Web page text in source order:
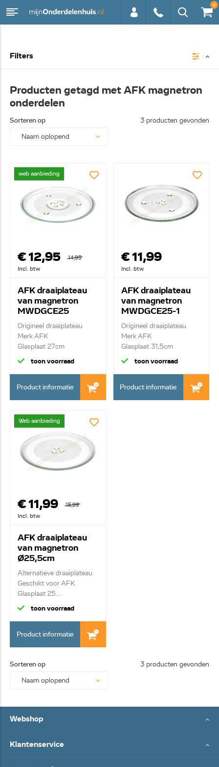
0
Filters
Producten getagd met AFK magnetron
onderdelen
Sorteren op 3 producten gevonden
web aanbieding
€ 12,95
14,95
Incl. btw
AFK draaiplateau
van magnetron
MWDGCE25
Origineel draaiplateau
Merk AFK
Glasplaat 27cm
toon voorraad
Product informatie
€ 11,99
Incl. btw
AFK draaiplateau
van magnetron
MWDGCE25-1
Origineel draaiplateau
Merk AFK
Glasplaat 31,5cm
toon voorraad
Product informatie
Web aanbieding
€ 11,99
15,99
Incl. btw
AFK draaiplateau
van magnetron
Ø25,5cm
Alternatieve draaiplateau
Geschikt voor AFK
Glasplaat 25...
toon voorraad
Product informatie
Sorteren op 3 producten gevonden
Webshop
Klantenservice